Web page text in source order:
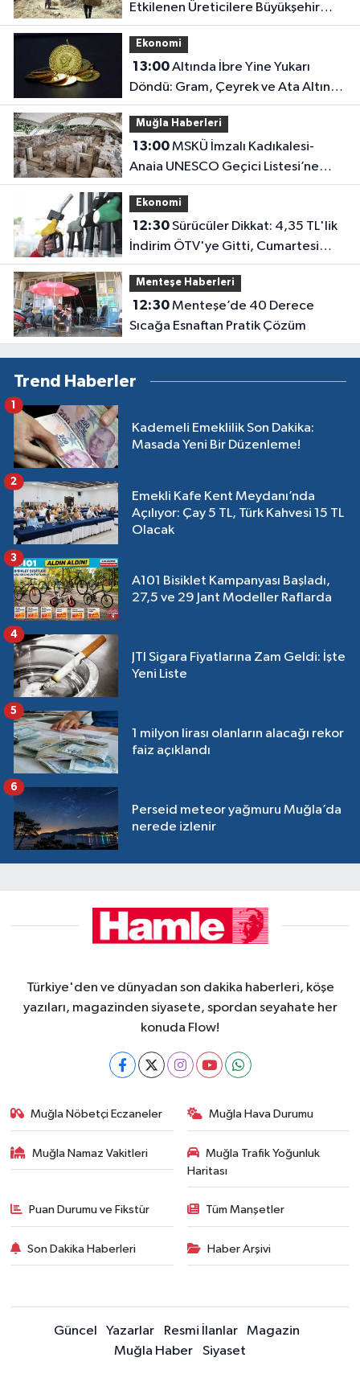
Etkilenen Üreticilere Büyükşehir
Desteği
Ekonomi
13:00Altında İbre Yine Yukarı
Döndü: Gram, Çeyrek ve Ata Altın
Kaç Lira Oldu?
Muğla Haberleri
13:00MSKÜ İmzalı Kadıkalesi-
Anaia UNESCO Geçici Listesi’ne
Girdi
Ekonomi
12:30Sürücüler Dikkat: 4,35 TL'lik
İndirim ÖTV'ye Gitti, Cumartesi
Günü Pompaya Dev Zam Geliyor!
Menteşe Haberleri
12:30Menteşe’de 40 Derece
Sıcağa Esnaftan Pratik Çözüm
Trend Haberler
Kademeli Emeklilik Son Dakika:
Masada Yeni Bir Düzenleme!
1
Emekli Kafe Kent Meydanı’nda
Açılıyor: Çay 5 TL, Türk Kahvesi 15 TL
Olacak
2
A101 Bisiklet Kampanyası Başladı,
27,5 ve 29 Jant Modeller Raflarda
3
JTI Sigara Fiyatlarına Zam Geldi: İşte
Yeni Liste
4
1 milyon lirası olanların alacağı rekor
faiz açıklandı
5
Perseid meteor yağmuru Muğla’da
nerede izlenir
6
Türkiye'den ve dünyadan son dakika haberleri, köşe
yazıları, magazinden siyasete, spordan seyahate her
konuda Flow!
Muğla Nöbetçi Eczaneler Muğla Hava Durumu
Muğla Namaz Vakitleri
Muğla Trafik Yoğunluk
Haritası
Puan Durumu ve Fikstür Tüm Manşetler
Son Dakika Haberleri Haber Arşivi
Güncel Yazarlar Resmi İlanlar
Magazin
Muğla Haber
Siyaset